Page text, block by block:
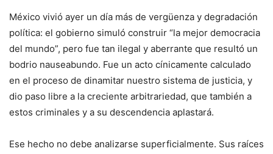
México vivió ayer un día más de vergüenza y degradación
política: el gobierno simuló construir “la mejor democracia
del mundo”, pero fue tan ilegal y aberrante que resultó un
bodrio nauseabundo. Fue un acto cínicamente calculado
en el proceso de dinamitar nuestro sistema de justicia, y
dio paso libre a la creciente arbitrariedad, que también a
estos criminales y a su descendencia aplastará.
Ese hecho no debe analizarse superficialmente. Sus raíces